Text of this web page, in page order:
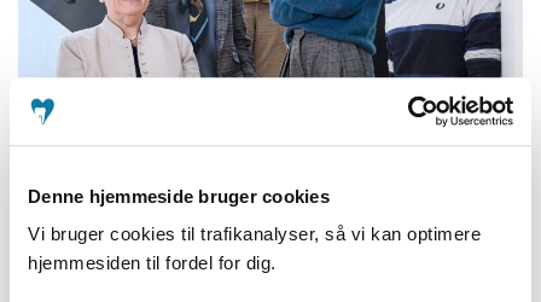
Denne hjemmeside bruger cookies
Vi bruger cookies til trafikanalyser, så vi kan optimere
hjemmesiden til fordel for dig.